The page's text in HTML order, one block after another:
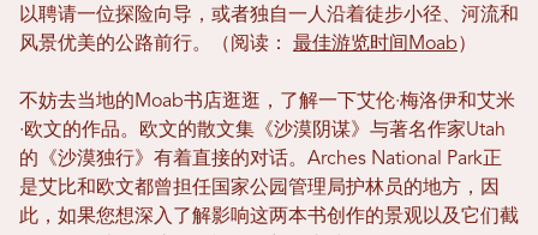
以聘请一位探险向导，或者独自一人沿着徒步小径、河流和
风景优美的公路前行。（阅读： 最佳游览时间Moab ）
不妨去当地的Moab书店逛逛，了解一下艾伦·梅洛伊和艾米
·欧文的作品。欧文的散文集《沙漠阴谋》与著名作家Utah
的《沙漠独行》有着直接的对话。Arches National Park正
是艾比和欧文都曾担任国家公园管理局护林员的地方，因
此，如果您想深入了解影响这两本书创作的景观以及它们截